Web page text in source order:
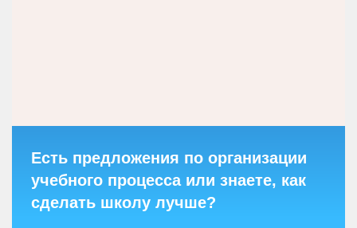
Есть предложения по организации
учебного процесса или знаете, как
сделать школу лучше?